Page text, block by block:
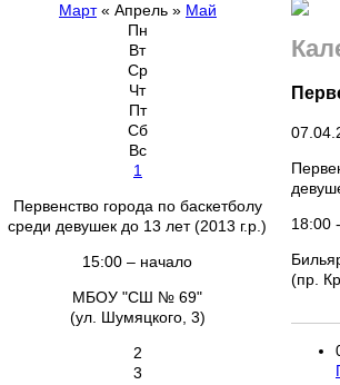
Март« Апрель » Май
Пн
Вт
Ср
Чт
Пт
Сб
Вс
1
Первенство города по баскетболу
среди девушек до 13 лет (2013 г.р.)
15:00 – начало
МБОУ "СШ № 69"
(ул. Шумяцкого, 3)
2
3
18:00
(пр.